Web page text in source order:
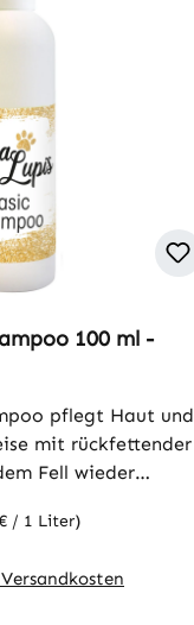
100 ml -
pflegt Haut und
mit rückfettender
Fell wieder
Basic Shampoo
für das
/ 1 Liter)